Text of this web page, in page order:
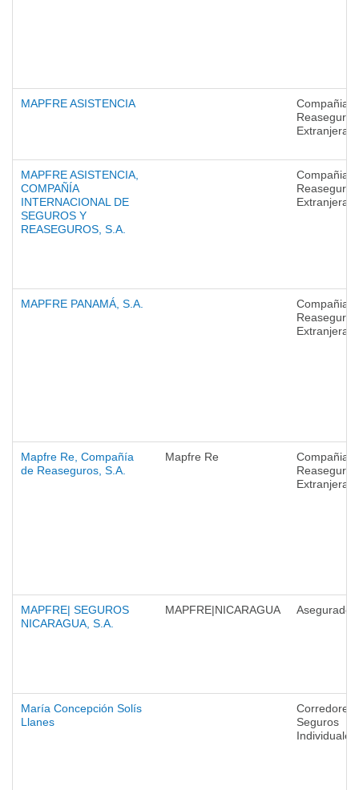
MAPFRE ASISTENCIA
Compañias
Reaseguro
Extranjeras
MAPFRE ASISTENCIA,
COMPAÑÍA
INTERNACIONAL DE
SEGUROS Y
REASEGUROS, S.A.
Compañias
Reaseguro
Extranjeras
MAPFRE PANAMÁ, S.A.
Compañias
Reaseguro
Extranjeras
Mapfre Re, Compañía
de Reaseguros, S.A.
Mapfre Re
Compañias
Reaseguro
Extranjeras
MAPFRE| SEGUROS
NICARAGUA, S.A.
MAPFRE|NICARAGUA
María Concepción Solís
Llanes
Corredores
Seguros
Individuales